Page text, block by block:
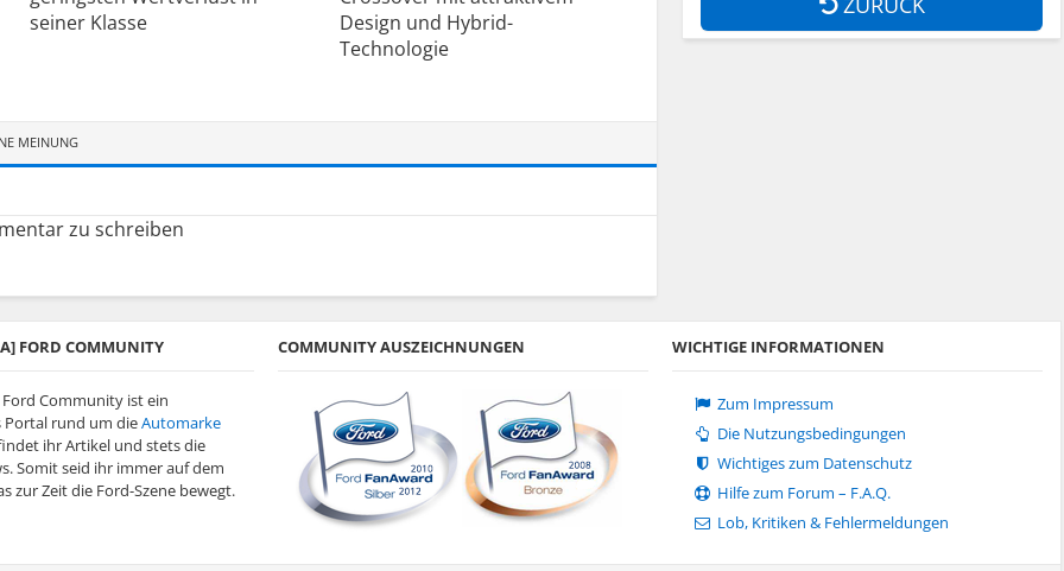
seiner Klasse
Design und Hybrid-
Technologie
MEINUNG
zu schreiben
FORD COMMUNITY
Community ist ein
Portal rund um dieAutomarke
ihr Artikel und stets die
Somit seid ihr immer auf dem
zur Zeit die Ford-Szene bewegt.
COMMUNITY AUSZEICHNUNGEN WICHTIGE INFORMATIONEN
Zum Impressum
Die Nutzungsbedingungen
Wichtiges zum Datenschutz
Hilfe zum Forum – F.A.Q.
Lob, Kritiken & Fehlermeldungen